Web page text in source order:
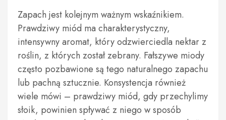
Zapach jest kolejnym ważnym wskaźnikiem.
Prawdziwy miód ma charakterystyczny,
intensywny aromat, który odzwierciedla nektar z
roślin, z których został zebrany. Fałszywe miody
często pozbawione są tego naturalnego zapachu
lub pachną sztucznie. Konsystencja również
wiele mówi – prawdziwy miód, gdy przechylimy
słoik, powinien spływać z niego w sposób